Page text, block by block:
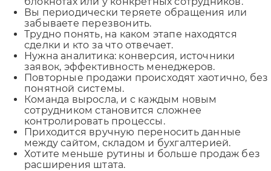
Вы периодически теряете обращения или
забываете перезвонить.
Трудно понять, на каком этапе находятся
сделки и кто за что отвечает.
Нужна аналитика: конверсия, источники
заявок, эффективность менеджеров.
Повторные продажи происходят хаотично, без
понятной системы.
Команда выросла, и с каждым новым
сотрудником становится сложнее
контролировать процессы.
Приходится вручную переносить данные
между сайтом, складом и бухгалтерией.
Хотите меньше рутины и больше продаж без
расширения штата.